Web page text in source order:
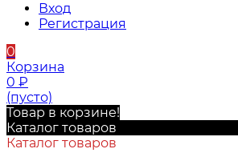
Вход
Регистрация
0
Корзина
0 ₽
(пусто)
Товар в корзине!
Каталог товаров
Каталог товаров